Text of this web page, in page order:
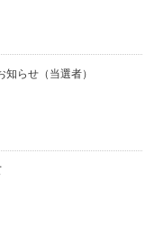
らせ（当選者）